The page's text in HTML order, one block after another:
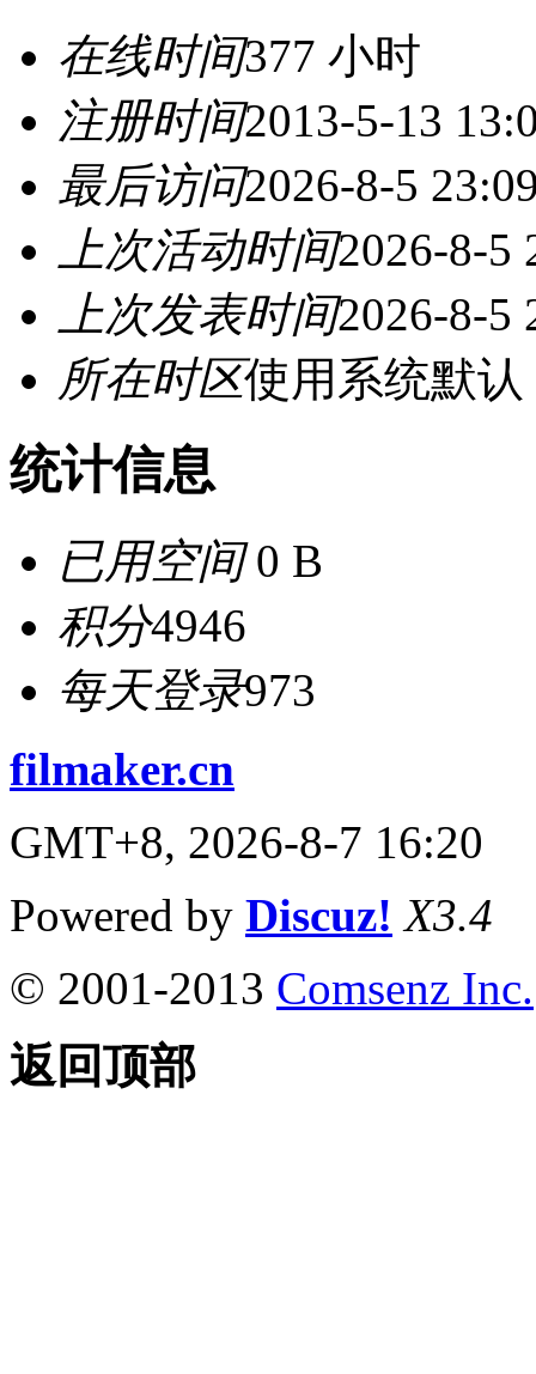
在线时间377 小时
注册时间2013-5-13
最后访问2026-8-5
上次活动时间2026-8-5
上次发表时间2026-8-5
所在时区使用系统默认
统计信息
已用空间0 B
积分4946
每天登录973
filmaker.cn
GMT+8, 2026-8-7 16:20
Powered by Discuz! X3.4
© 2001-2013 Comsenz Inc.
返回顶部